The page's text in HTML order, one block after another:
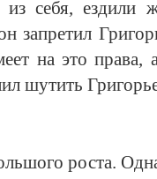
себя, ездили
запретил
на это права,
шутить
роста.